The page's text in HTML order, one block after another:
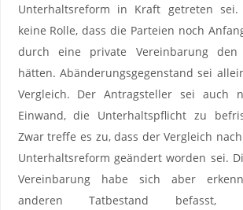
Unterhaltsreform in Kraft getreten
keine Rolle, dass die Parteien noch
durch eine private Vereinbarung
hätten. Abänderungsgegenstand sei
Vergleich. Der Antragsteller sei auch
Einwand, die Unterhaltspflicht zu
Zwar treffe es zu, dass der Vergleich
Unterhaltsreform geändert worden sei.
Vereinbarung habe sich aber
anderen Tatbestand befasst,